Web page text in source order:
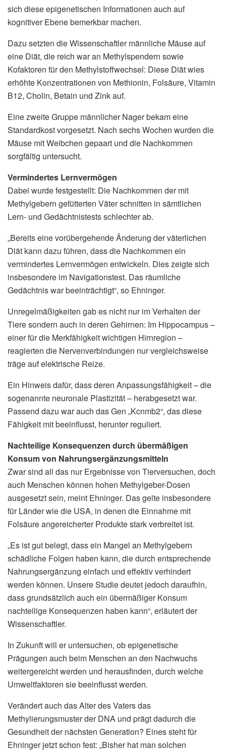
sich diese epigenetischen Informationen auch auf
kognitiver Ebene bemerkbar machen.
Dazu setzten die Wissenschaftler männliche Mäuse auf
eine Diät, die reich war an Methylspendern sowie
Kofaktoren für den Methylstoffwechsel: Diese Diät wies
erhöhte Konzentrationen von Methionin, Folsäure, Vitamin
B12, Cholin, Betain und Zink auf.
Eine zweite Gruppe männlicher Nager bekam eine
Standardkost vorgesetzt. Nach sechs Wochen wurden die
Mäuse mit Weibchen gepaart und die Nachkommen
sorgfältig untersucht.
Vermindertes Lernvermögen
Dabei wurde festgestellt: Die Nachkommen der mit
Methylgebern gefütterten Väter schnitten in sämtlichen
Lern- und Gedächtnistests schlechter ab.
„Bereits eine vorübergehende Änderung der väterlichen
Diät kann dazu führen, dass die Nachkommen ein
vermindertes Lernvermögen entwickeln. Dies zeigte sich
insbesondere im Navigationstest. Das räumliche
Gedächtnis war beeinträchtigt“, so Ehninger.
Unregelmäßigkeiten gab es nicht nur im Verhalten der
Tiere sondern auch in deren Gehirnen: Im Hippocampus –
einer für die Merkfähigkeit wichtigen Hirnregion –
reagierten die Nervenverbindungen nur vergleichsweise
träge auf elektrische Reize.
Ein Hinweis dafür, dass deren Anpassungsfähigkeit – die
sogenannte neuronale Plastizität – herabgesetzt war.
Passend dazu war auch das Gen „Kcnmb2“, das diese
Fähigkeit mit beeinflusst, herunter reguliert.
Nachteilige Konsequenzen durch übermäßigen
Konsum von Nahrungsergänzungsmitteln
Zwar sind all das nur Ergebnisse von Tierversuchen, doch
auch Menschen können hohen Methylgeber-Dosen
ausgesetzt sein, meint Ehninger. Das gelte insbesondere
für Länder wie die USA, in denen die Einnahme mit
Folsäure angereicherter Produkte stark verbreitet ist.
„Es ist gut belegt, dass ein Mangel an Methylgebern
schädliche Folgen haben kann, die durch entsprechende
Nahrungsergänzung einfach und effektiv verhindert
werden können. Unsere Studie deutet jedoch daraufhin,
dass grundsätzlich auch ein übermäßiger Konsum
nachteilige Konsequenzen haben kann“, erläutert der
Wissenschaftler.
In Zukunft will er untersuchen, ob epigenetische
Prägungen auch beim Menschen an den Nachwuchs
weitergereicht werden und herausfinden, durch welche
Umweltfaktoren sie beeinflusst werden.
Verändert auch das Alter des Vaters das
Methylierungsmuster der DNA und prägt dadurch die
Gesundheit der nächsten Generation? Eines steht für
Ehninger jetzt schon fest: „Bisher hat man solchen